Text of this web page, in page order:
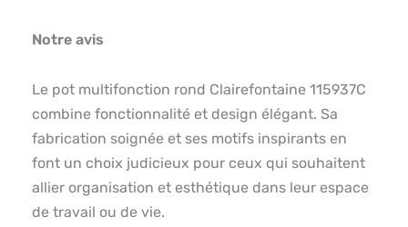
Notre avis
Le pot multifonction rond Clairefontaine 115937C
combine fonctionnalité et design élégant. Sa
fabrication soignée et ses motifs inspirants en
font un choix judicieux pour ceux qui souhaitent
allier organisation et esthétique dans leur espace
de travail ou de vie.